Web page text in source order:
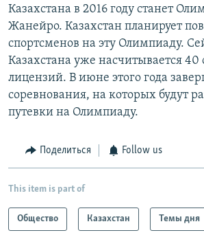
Казахстана в 2016 году станет
Жанейро. Казахстан планирует
спортсменов на эту Олимпиаду.
Казахстана уже насчитывается
лицензий. В июне этого года
соревнования, на которых будут
путевки на Олимпиаду.
Поделиться Follow us
This item is part of
Общество Казахстан Темы дня